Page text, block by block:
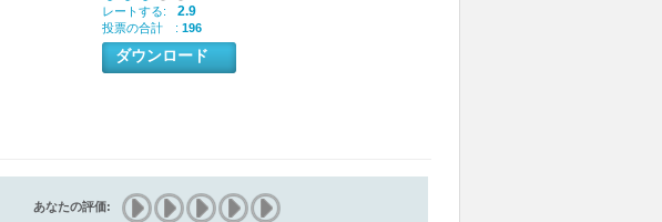
レートする: 2.9
投票の合計 : 196
ダウンロード
あなたの評価: